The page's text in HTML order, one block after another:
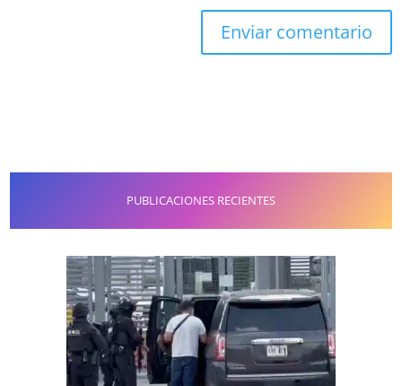
PUBLICACIONES RECIENTES